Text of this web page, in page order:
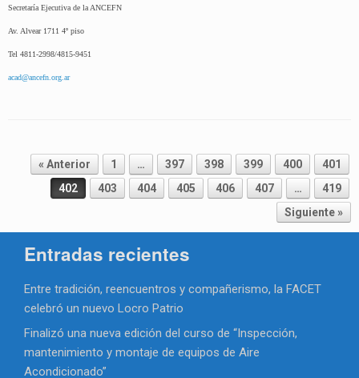
Secretaría Ejecutiva de la ANCEFN
Av. Alvear 1711 4º piso
Tel 4811-2998/4815-9451
acad@ancefn.org.ar
Navegador de artículos
« Anterior 1 … 397 398 399 400
401
402
403 404 405 406 407 …
419
Siguiente »
Entradas recientes
Entre tradición, reencuentros y compañerismo, la FACET
celebró un nuevo Locro Patrio
Finalizó una nueva edición del curso de “Inspección,
mantenimiento y montaje de equipos de Aire
Acondicionado”